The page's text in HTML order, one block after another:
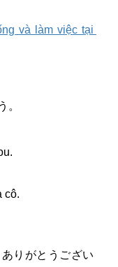
và làm việc tại
。
cô.
りがとうござい